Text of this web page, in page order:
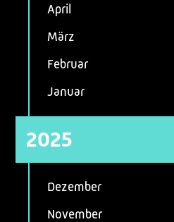
April
März
Februar
Januar
2025
Dezember
November